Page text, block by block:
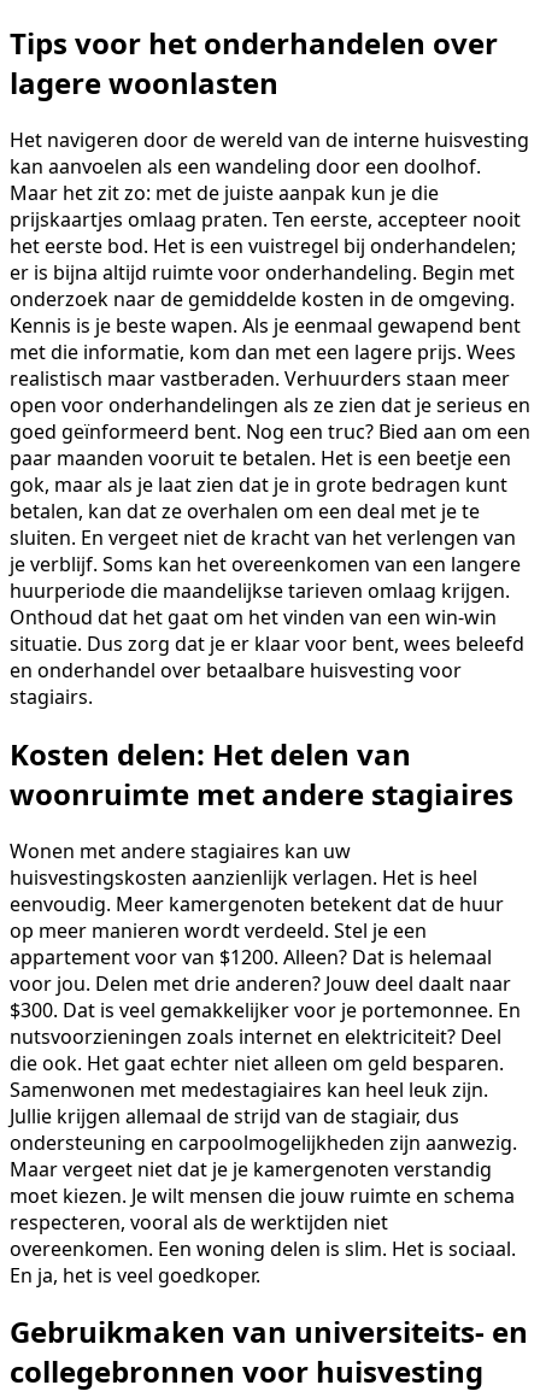
Tips voor het onderhandelen over
lagere woonlasten
Het navigeren door de wereld van de interne huisvesting
kan aanvoelen als een wandeling door een doolhof.
Maar het zit zo: met de juiste aanpak kun je die
prijskaartjes omlaag praten. Ten eerste, accepteer nooit
het eerste bod. Het is een vuistregel bij onderhandelen;
er is bijna altijd ruimte voor onderhandeling. Begin met
onderzoek naar de gemiddelde kosten in de omgeving.
Kennis is je beste wapen. Als je eenmaal gewapend bent
met die informatie, kom dan met een lagere prijs. Wees
realistisch maar vastberaden. Verhuurders staan meer
open voor onderhandelingen als ze zien dat je serieus en
goed geïnformeerd bent. Nog een truc? Bied aan om een
paar maanden vooruit te betalen. Het is een beetje een
gok, maar als je laat zien dat je in grote bedragen kunt
betalen, kan dat ze overhalen om een deal met je te
sluiten. En vergeet niet de kracht van het verlengen van
je verblijf. Soms kan het overeenkomen van een langere
huurperiode die maandelijkse tarieven omlaag krijgen.
Onthoud dat het gaat om het vinden van een win-win
situatie. Dus zorg dat je er klaar voor bent, wees beleefd
en onderhandel over betaalbare huisvesting voor
stagiairs.
Kosten delen: Het delen van
woonruimte met andere stagiaires
Wonen met andere stagiaires kan uw
huisvestingskosten aanzienlijk verlagen. Het is heel
eenvoudig. Meer kamergenoten betekent dat de huur
op meer manieren wordt verdeeld. Stel je een
appartement voor van $1200. Alleen? Dat is helemaal
voor jou. Delen met drie anderen? Jouw deel daalt naar
$300. Dat is veel gemakkelijker voor je portemonnee. En
nutsvoorzieningen zoals internet en elektriciteit? Deel
die ook. Het gaat echter niet alleen om geld besparen.
Samenwonen met medestagiaires kan heel leuk zijn.
Jullie krijgen allemaal de strijd van de stagiair, dus
ondersteuning en carpoolmogelijkheden zijn aanwezig.
Maar vergeet niet dat je je kamergenoten verstandig
moet kiezen. Je wilt mensen die jouw ruimte en schema
respecteren, vooral als de werktijden niet
overeenkomen. Een woning delen is slim. Het is sociaal.
En ja, het is veel goedkoper.
Gebruikmaken van universiteits- en
collegebronnen voor huisvesting